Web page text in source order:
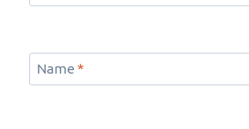
Name *